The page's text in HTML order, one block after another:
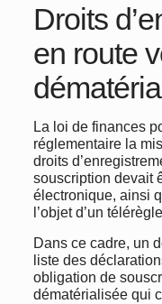
Droits
en route
La loi de finances
réglementaire la
droits
souscription devait
électronique, ainsi
l’objet d’un
Dans ce cadre, un
liste des
obligation de
dématérialisée qui